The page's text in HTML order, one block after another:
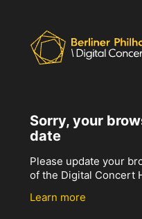
Sorry, your
date
Please update your
of the Digital Concert
Learn more